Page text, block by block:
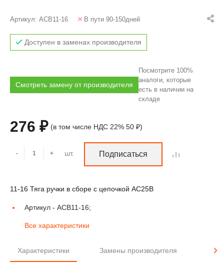
Артикул: ACB11-16 В пути 90-150дней
Доступен в заменах производителя
Смотреть замену от производителя
Посмотрите 100%
аналоги, которые
есть в наличии на
складе
276 ₽ (в том числе НДС 22% 50 ₽)
- + шт. Подписаться
11-16 Тяга ручки в сборе с цепочкой AC25B
Артикул - ACB11-16;
Все характеристики
Характеристики Замены производителя